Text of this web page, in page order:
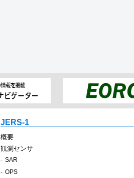
JERS-1
概要
観測センサ
SAR
OPS